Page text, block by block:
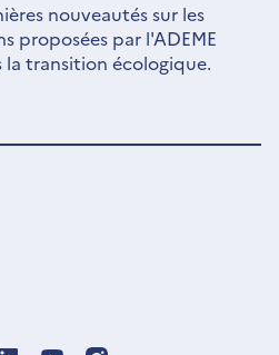
nouveautés sur les
proposées par l'ADEME
la transition écologique.